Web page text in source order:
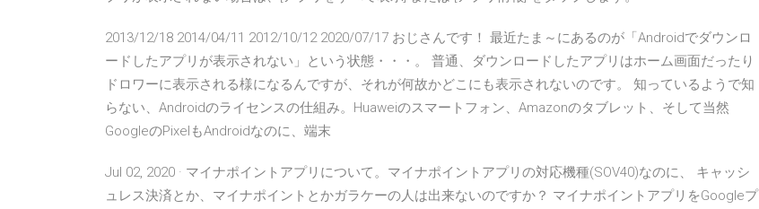
2013/12/18 2014/04/11 2012/10/12 2020/07/17 おじさんです！ 最近たま～にあるのが「Androidでダウンロ
ードしたアプリが表示されない」という状態・・・。 普通、ダウンロードしたアプリはホーム画面だったり
ドロワーに表示される様になるんですが、それが何故かどこにも表示されないのです。 知っているようで知
らない、Androidのライセンスの仕組み。Huaweiのスマートフォン、Amazonのタブレット、そして当然
GoogleのPixelもAndroidなのに、端末
Jul 02, 2020 · マイナポイントアプリについて。マイナポイントアプリの対応機種(SOV40)なのに、 キャッシ
ュレス決済とか、マイナポイントとかガラケーの人は出来ないのですか？ マイナポイントアプリをGoogleプ